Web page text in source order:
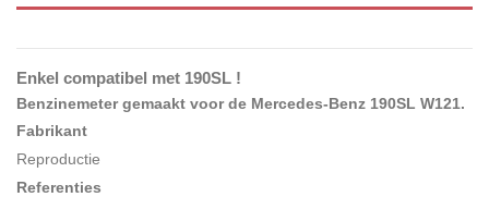
Enkel compatibel met 190SL !
Benzinemeter gemaakt voor de Mercedes-Benz 190SL W121.
Fabrikant
Reproductie
Referenties